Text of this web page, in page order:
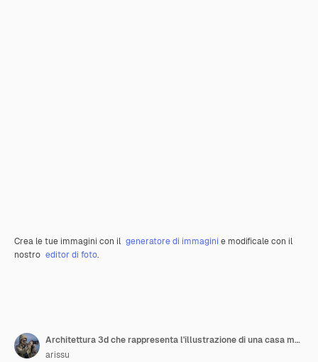
Crea le tue immagini con il generatore di immagini e modificale con il
nostro editor di foto.
Architettura 3d che rappresenta l'illustrazione di una casa moderna minimale con paesaggio naturale
arissu